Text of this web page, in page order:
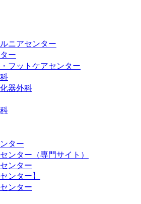
ニアセンター
ー
フットケアセンター
器外科
ター
ンター（専門サイト）
ンター
ンター】
ンター